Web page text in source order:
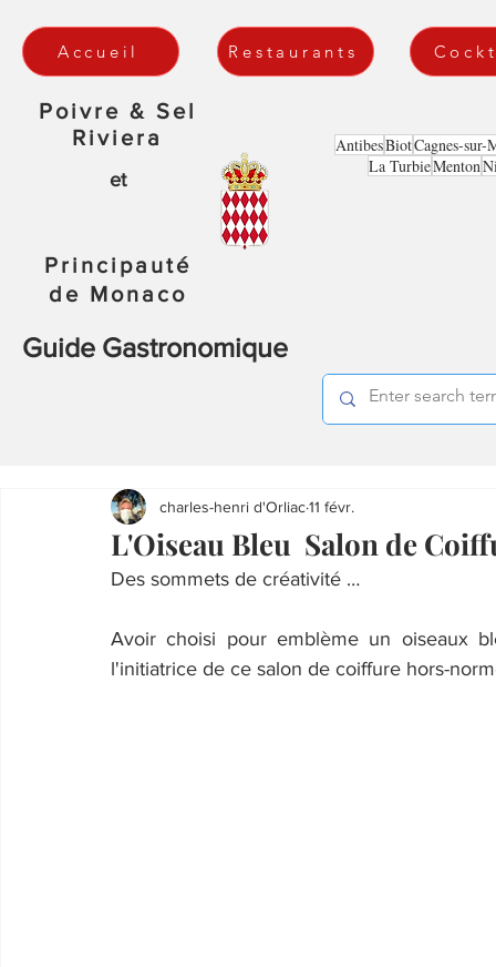
Accueil Restaurants
Poivre & Sel
Riviera
et
Principauté
de Monaco
Guide Gastronomique
AntibesBiotCagnes-sur-
La TurbieMenton
L'Oiseau Bleu Salon de
charles-henri d'Orliac11 févr.
Des sommets de créativité …
Avoir choisi pour emblème un oiseaux
l'initiatrice de ce salon de coiffure hors-